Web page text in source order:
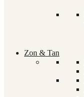
Zon & Tan